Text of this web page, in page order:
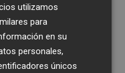
utilizamos
para
en su
personales,
únicos